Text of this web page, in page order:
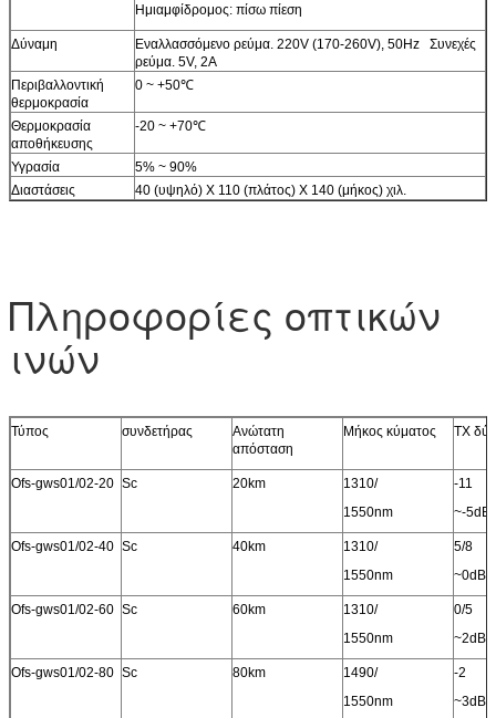
Ημιαμφίδρομος: πίσω πίεση
Δύναμη
Εναλλασσόμενο ρεύμα. 220V (170-260V), 50Hz Συνεχές
ρεύμα. 5V, 2A
Περιβαλλοντική
θερμοκρασία
0 ~ +50℃
Θερμοκρασία
αποθήκευσης
-20 ~ +70℃
Υγρασία
5% ~ 90%
Διαστάσεις
40 (υψηλό) Χ 110 (πλάτος) Χ 140 (μήκος) χιλ.
Πληροφορίες οπτικών
ινών
Τύπος συνδετήρας
Ανώτατη
απόσταση
Μήκος κύματος TX
Ofs-gws01/02-20 Sc 20km
1310/
1550nm
-11
~-
Ofs-gws01/02-40 Sc 40km
1310/
1550nm
5/8
~0dBm
Ofs-gws01/02-60 Sc 60km
1310/
1550nm
0/5
~2dBm
Ofs-gws01/02-80 Sc 80km
1490/
1550nm
-2
~3dBm